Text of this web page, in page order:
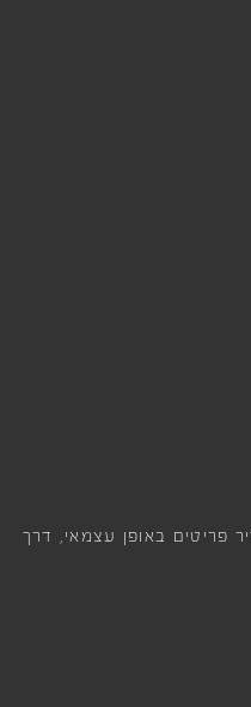
פריטים באופן עצמאי, דרך